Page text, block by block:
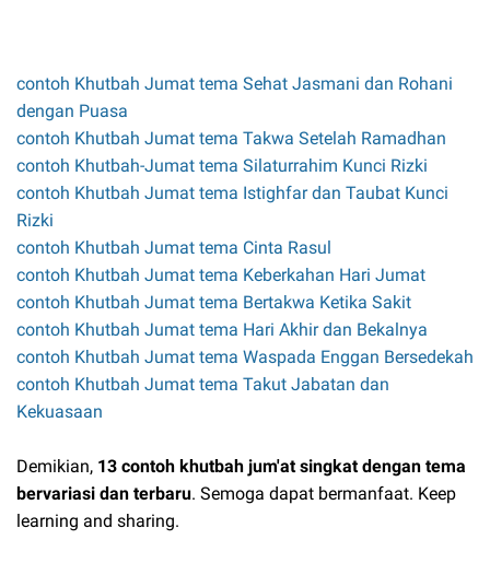
contoh Khutbah Jumat tema Sehat Jasmani dan Rohani
dengan Puasa
contoh Khutbah Jumat tema Takwa Setelah Ramadhan
contoh Khutbah-Jumat tema Silaturrahim Kunci Rizki
contoh Khutbah Jumat tema Istighfar dan Taubat Kunci
Rizki
contoh Khutbah Jumat tema Cinta Rasul
contoh Khutbah Jumat tema Keberkahan Hari Jumat
contoh Khutbah Jumat tema Bertakwa Ketika Sakit
contoh Khutbah Jumat tema Hari Akhir dan Bekalnya
contoh Khutbah Jumat tema Waspada Enggan Bersedekah
contoh Khutbah Jumat tema Takut Jabatan dan
Kekuasaan
Demikian, 13 contoh khutbah jum'at singkat dengan tema
bervariasi dan terbaru. Semoga dapat bermanfaat. Keep
learning and sharing.